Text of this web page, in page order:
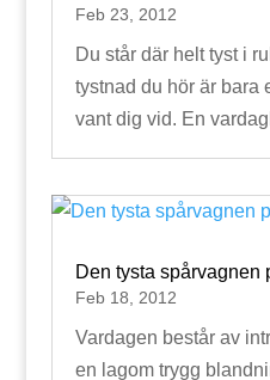
Feb 23, 2012
Du står där helt tyst i
tystnad du hör är bara
vant dig vid. En
Den tysta spårvagnen
Feb 18, 2012
Vardagen består av
en lagom trygg